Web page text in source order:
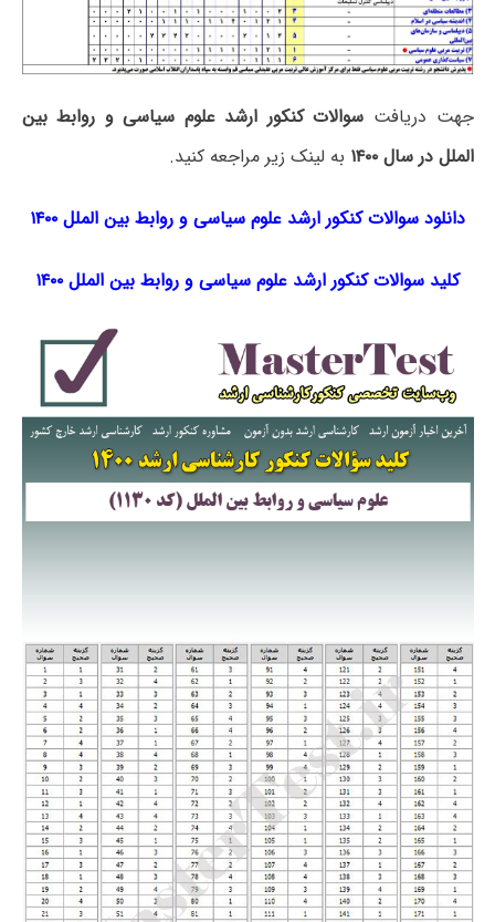
جهت دریافت سوالات کنکور ارشد علوم سیاسی و روابط بین
الملل در سال ۱۴۰۰
به لینک زیر مراجعه کنید.
دانلود سوالات کنکور ارشد علوم سیاسی و روابط بین الملل ۱۴۰۰
کلید سوالات کنکور ارشد علوم سیاسی و روابط بین الملل ۱۴۰۰